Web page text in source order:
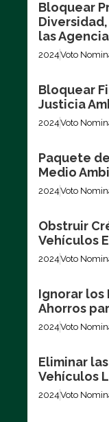
Bloquear
las
2024Voto
Bloquear
Justicia
2024Voto
Paquete
Medio
2024Voto
Obstruir
Vehículos
2024Voto
Ignorar los
Ahorros
2024Voto
Eliminar
Vehículos
2024Voto